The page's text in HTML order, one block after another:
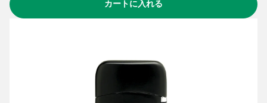
カートに入れる